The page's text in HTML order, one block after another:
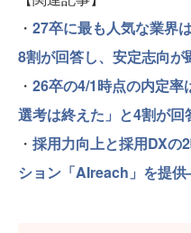
・ 27卒に最も人気な業界
8割が回答し、安定志向
・ 26卒の4/1時点の内定
選考は終えた」と4割が
・ 採用力向上と採用DX
ション「AIreach」を提